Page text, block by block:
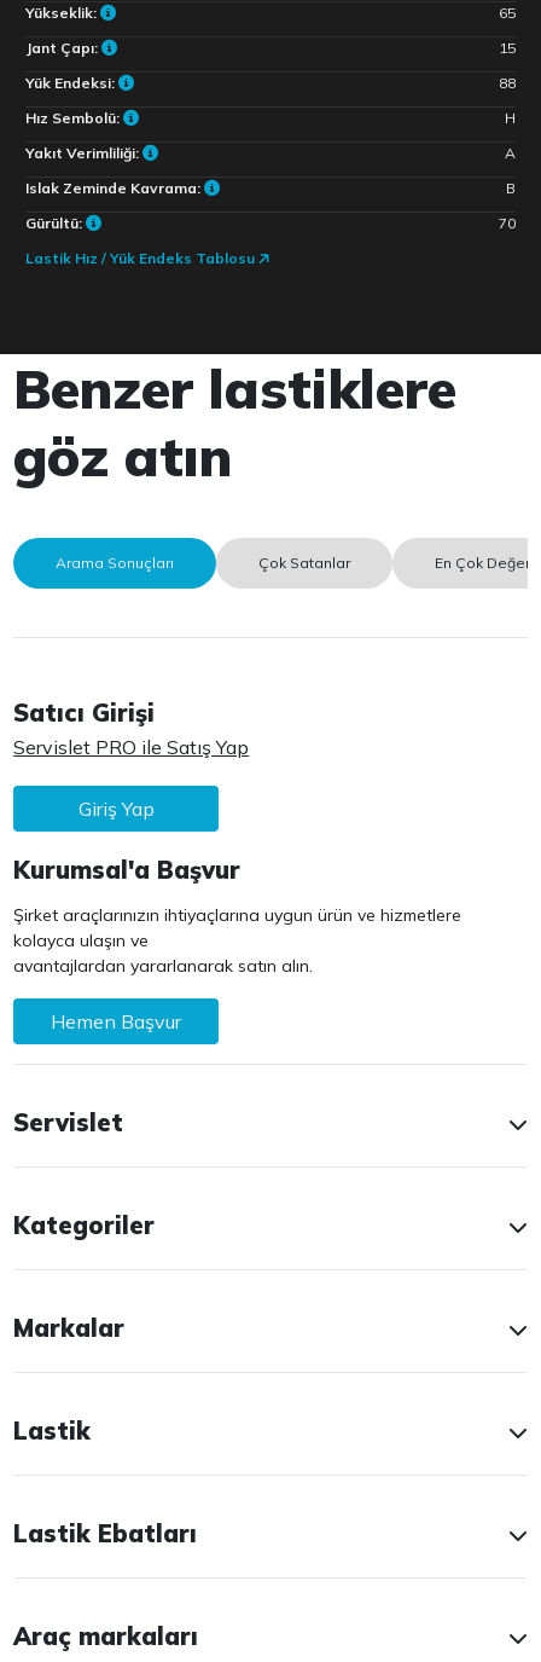
Yükseklik:
65
Jant Çapı:
15
Yük Endeksi:
88
Hız Sembolü:
H
Yakıt Verimliliği:
A
Islak Zeminde Kavrama:
B
Gürültü:
70
Lastik Hız / Yük Endeks Tablosu
Benzer lastiklere
göz atın
Arama Sonuçları Çok Satanlar En Çok
Satıcı Girişi
Servislet PRO ile Satış Yap
Giriş Yap
Kurumsal'a Başvur
Şirket araçlarınızın ihtiyaçlarına uygun ürün ve hizmetlere
kolayca ulaşın ve
avantajlardan yararlanarak satın alın.
Hemen Başvur
Servislet
Kategoriler
Markalar
Lastik
Lastik Ebatları
Araç markaları